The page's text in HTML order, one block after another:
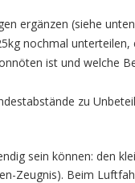
ergänzen (siehe
nochmal unterteilen,
ist und welche
zu
sein können: den
Zeugnis). Beim